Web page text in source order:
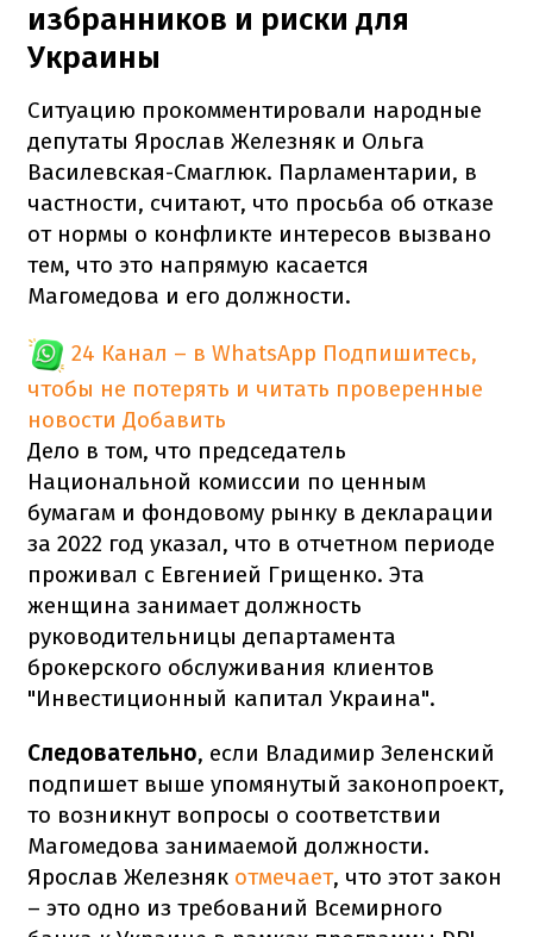
избранников и риски для
Украины
Ситуацию прокомментировали народные
депутаты Ярослав Железняк и Ольга
Василевская-Смаглюк. Парламентарии, в
частности, считают, что просьба об отказе
от нормы о конфликте интересов вызвано
тем, что это напрямую касается
Магомедова и его должности.
24 Канал – в WhatsApp Подпишитесь,
чтобы не потерять и читать проверенные
новости Добавить
Дело в том, что председатель
Национальной комиссии по ценным
бумагам и фондовому рынку в декларации
за 2022 год указал, что в отчетном периоде
проживал с Евгенией Грищенко. Эта
женщина занимает должность
руководительницы департамента
брокерского обслуживания клиентов
"Инвестиционный капитал Украина".
Следовательно, если Владимир Зеленский
подпишет выше упомянутый законопроект,
то возникнут вопросы о соответствии
Магомедова занимаемой должности.
Ярослав Железняк отмечает, что этот закон
– это одно из требований Всемирного